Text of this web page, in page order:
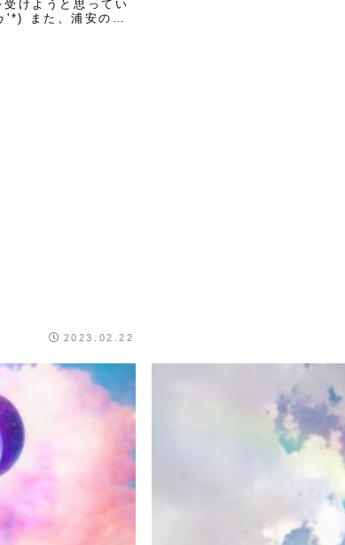
けようと思ってい
'*) また、浦安の当
2023.02.22